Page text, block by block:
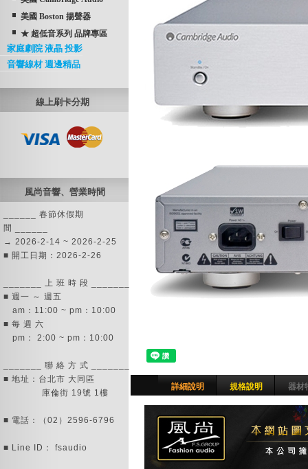
美國 Boston 揚聲器
★ 超低音系列 品牌專區
家庭劇院 液晶 投影
音響線材 週邊精品
線上刷卡分期
風尚音響、營業時間
______ 春節休假期
間 ______
→ 2026-2-14 ~ 2026-2-25
■ 開工日期：2026-2-26
_______ 上 班 時 段 _______
■ 週一 ～ 週五
am：11:00 ~ pm：10:00
■ 每 週 六
pm： 2:00 ~ pm：10:00
_______ 聯 絡 方 式 _______
■ 地址：台北市 大同區
庫倫街 19號 1樓
■ 電話：（02）2596-6796
■ Line ID： fsaudio
詳細說明 規格說明 器材